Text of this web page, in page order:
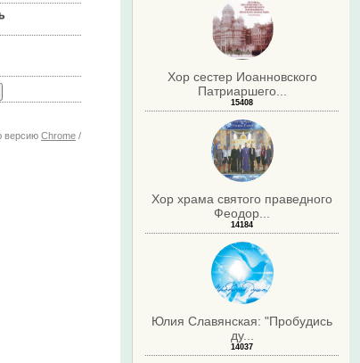
Хор сестер Иоанновского
Патриаршего...
15408
Хор храма святого праведного
Феодор...
14184
Юлия Славянская: "Пробудись
ду...
14037
версию Chrome/